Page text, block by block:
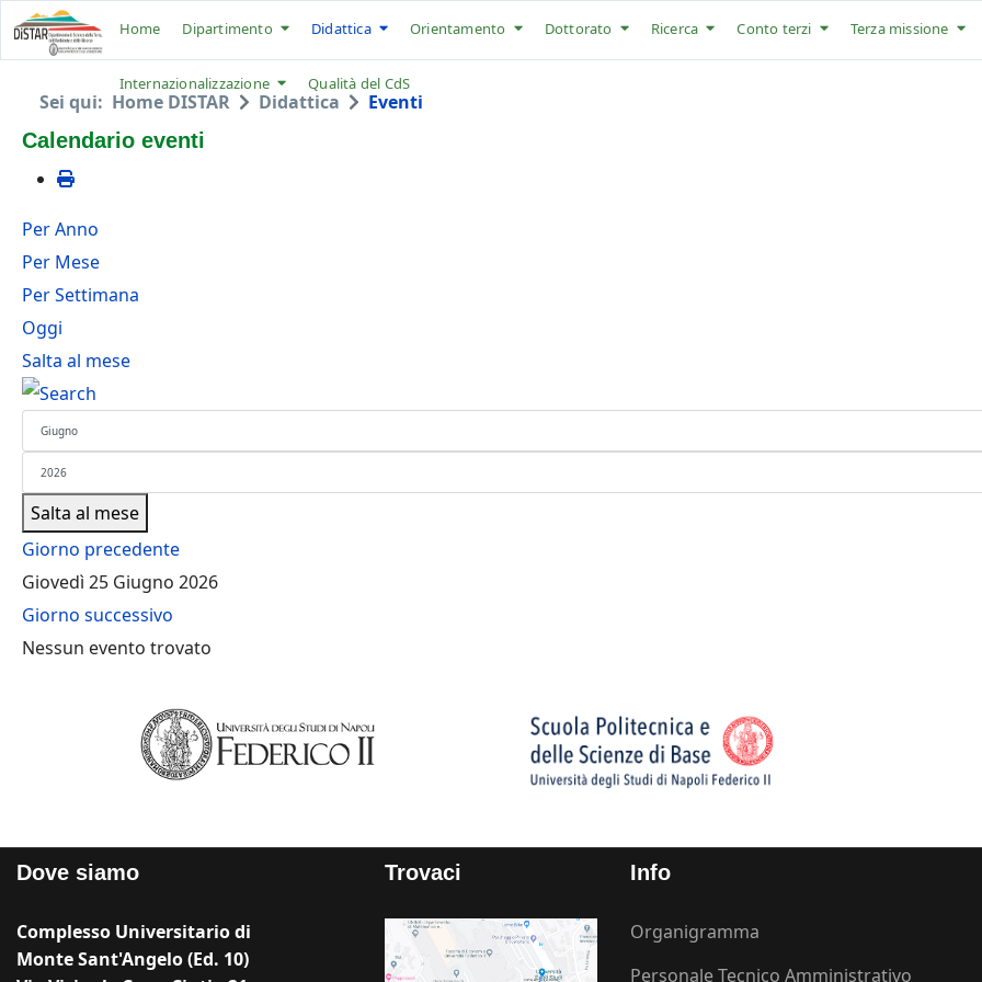
Home Dipartimento Didattica Orientamento Dottorato Ricerca Conto terzi Terza missione
Internazionalizzazione Qualità del CdS
Sei qui: Home DISTAR Didattica
Eventi
Calendario eventi
Per Anno
Per Mese
Per Settimana
Oggi
Salta al mese
Salta al mese
Giorno precedente
Giovedì 25 Giugno 2026
Giorno successivo
Nessun evento trovato
Dove siamo
Complesso Universitario di
Monte Sant'Angelo (Ed. 10)
Trovaci Info
Organigramma
Personale Tecnico Amministrativo